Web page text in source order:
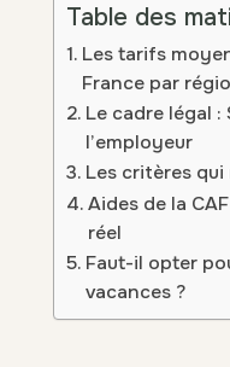
Table des
Les tarifs
France par
Le cadre légal
l’employeur
Les critères
Aides de la
réel
Faut-il opter
vacances ?